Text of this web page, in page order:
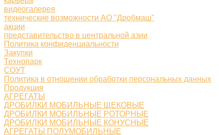
видеогалерея
технические возможности АО "Дробмаш"
акции
представительство в центральной азии
Политика конфиденциальности
Закупки
Технопарк
СОУТ
Политика в отношении обработки персональных данных
Продукция
АГРЕГАТЫ
ДРОБИЛКИ МОБИЛЬНЫЕ ЩЕКОВЫЕ
ДРОБИЛКИ МОБИЛЬНЫЕ РОТОРНЫЕ
ДРОБИЛКИ МОБИЛЬНЫЕ КОНУСНЫЕ
АГРЕГАТЫ ПОЛУМОБИЛЬНЫЕ